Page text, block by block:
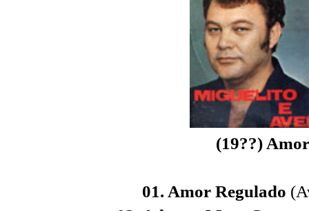
(19??)
01. Amor Regulado